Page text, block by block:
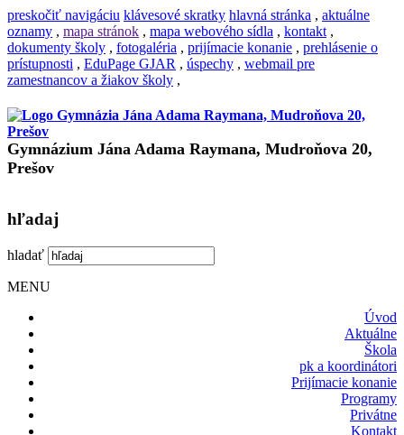
preskočiť navigáciu klávesové skratky hlavná stránka , aktuálne
oznamy , mapa stránok , mapa webového sídla , kontakt ,
dokumenty školy , fotogaléria , prijímacie konanie , prehlásenie o
prístupnosti , EduPage GJAR , úspechy , webmail pre
zamestnancov a žiakov školy ,
Gymnázium Jána Adama Raymana, Mudroňova 20,
Prešov
hľadaj
hladať
MENU
Úvod
Aktuálne
Škola
pk a koordinátori
Prijímacie konanie
Programy
Privátne
Kontakt